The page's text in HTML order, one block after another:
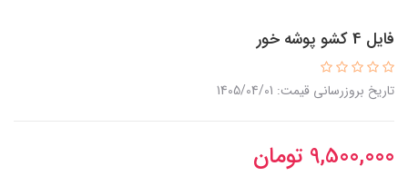
فایل 4 کشو پوشه خور
تاریخ بروزرسانی قیمت: 1405/04/01
9,500,000 تومان